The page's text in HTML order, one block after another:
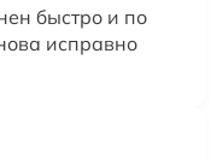
быстро и по
исправно